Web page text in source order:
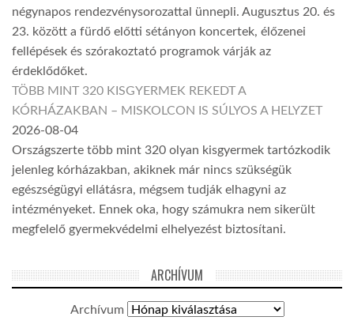
négynapos rendezvénysorozattal ünnepli. Augusztus 20. és
23. között a fürdő előtti sétányon koncertek, élőzenei
fellépések és szórakoztató programok várják az
érdeklődőket.
TÖBB MINT 320 KISGYERMEK REKEDT A
KÓRHÁZAKBAN – MISKOLCON IS SÚLYOS A HELYZET
2026-08-04
Országszerte több mint 320 olyan kisgyermek tartózkodik
jelenleg kórházakban, akiknek már nincs szükségük
egészségügyi ellátásra, mégsem tudják elhagyni az
intézményeket. Ennek oka, hogy számukra nem sikerült
megfelelő gyermekvédelmi elhelyezést biztosítani.
ARCHÍVUM
Archívum